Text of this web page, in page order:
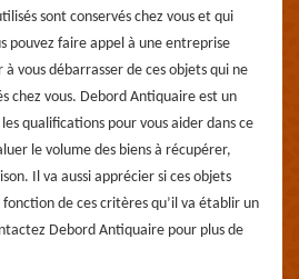
sont conservés chez vous et qui
pouvez faire appel à une entreprise
vous débarrasser de ces objets qui ne
chez vous. Debord Antiquaire est un
qualifications pour vous aider dans ce
le volume des biens à récupérer,
Il va aussi apprécier si ces objets
fonction de ces critères qu’il va établir un
Debord Antiquaire pour plus de